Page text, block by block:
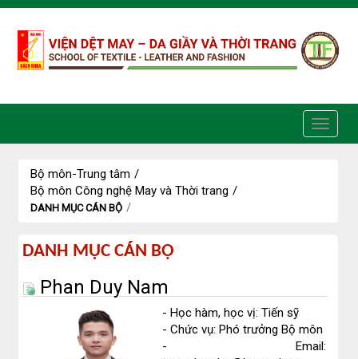
Truy cập nội dung luôn
Bộ môn-Trung tâm /
Bộ môn Công nghệ May và Thời trang /
DANH MỤC CÁN BỘ /
Danh
mục
DANH MỤC CÁN BỘ
Phan Duy Nam
- Học hàm, học vị: Tiến sỹ
- Chức vụ: Phó trưởng Bộ môn
- Email: